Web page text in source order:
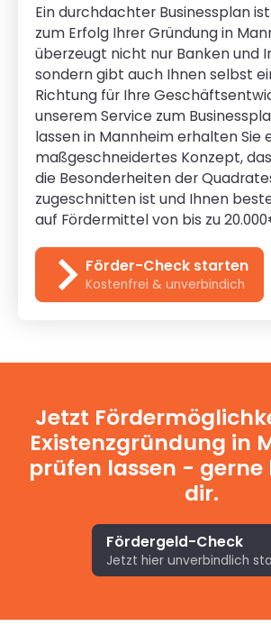
Ein durchdachter Businessplan
zum Erfolg Ihrer Gründung in
überzeugt nicht nur Banken und
sondern gibt auch Ihnen selbst
Richtung für Ihre
unserem Service zum
lassen in Mannheim erhalten Sie
maßgeschneidertes Konzept,
die Besonderheiten der
zugeschnitten ist und Ihnen
auf Fördermittel von bis zu
Förder-Check starten
Kostenfrei & unverbindich
Jetzt
Existenzgründung in
prüfen lassen - gerne
dir.
Fördergeld-Check
Jetzt hier unverbindlich